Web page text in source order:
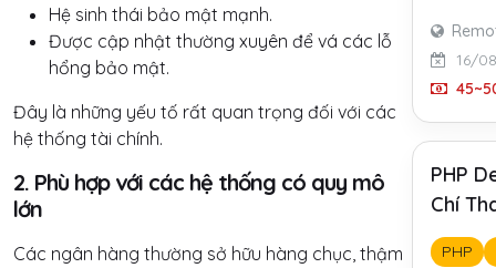
Hệ sinh thái bảo mật mạnh.
Được cập nhật thường xuyên để vá các lỗ
hổng bảo mật.
Đây là những yếu tố rất quan trọng đối với các
hệ thống tài chính.
2. Phù hợp với các hệ thống có quy mô
lớn
Các ngân hàng thường sở hữu hàng chục, thậm
16/
PHP
Chí
PHP